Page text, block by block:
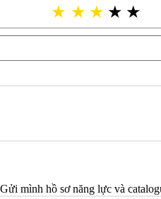
★ ★ ★ ★ ★
mình hồ sơ năng lực và